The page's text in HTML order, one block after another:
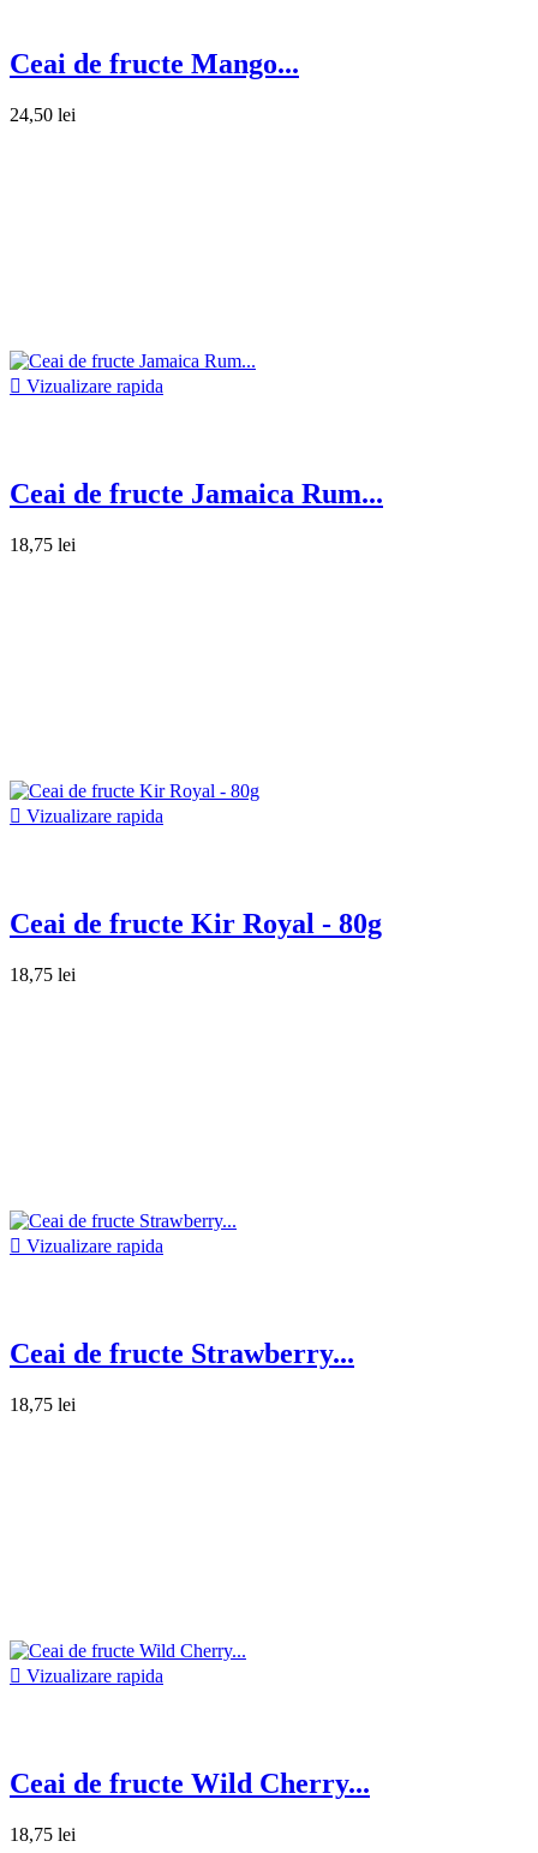
Ceai de fructe Mango...
24,50 lei
 Vizualizare rapida
Ceai de fructe Jamaica Rum...
18,75 lei
 Vizualizare rapida
Ceai de fructe Kir Royal - 80g
18,75 lei
 Vizualizare rapida
Ceai de fructe Strawberry...
18,75 lei
 Vizualizare rapida
Ceai de fructe Wild Cherry...
18,75 lei